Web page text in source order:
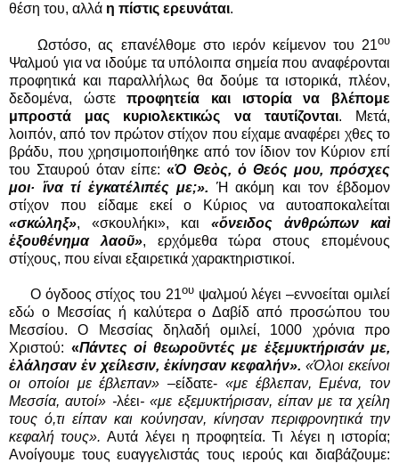
θέση του, αλλά η πίστις ερευνάται.
Ωστόσο, ας επανέλθομε στο ιερόν κείμενον του 21ου
Ψαλμού για να ιδούμε τα υπόλοιπα σημεία που αναφέρονται
προφητικά και παραλλήλως θα δούμε τα ιστορικά, πλέον,
δεδομένα, ώστεπροφητεία και ιστορία να βλέπομε
μπροστά μας κυριολεκτικώς να ταυτίζονται. Μετά,
λοιπόν, από τον πρώτον στίχον που είχαμε αναφέρει χθες το
βράδυ, που χρησιμοποιήθηκε από τον ίδιον τον Κύριον επί
του Σταυρού όταν είπε:«Ὁ Θεὸς, ὁ Θεός μου, πρόσχες
μοι· ἵνα τί ἐγκατέλιπές με;». Ή ακόμη και τον έβδομον
στίχον που είδαμε εκεί ο Κύριος να αυτοαποκαλείται
«σκώληξ», «σκουλήκι», και «ὄνειδος ἀνθρώπων καὶ
ἐξουθένημα λαοῦ», ερχόμεθα τώρα στους επομένους
στίχους, που είναι εξαιρετικά χαρακτηριστικοί.
Ο όγδοος στίχος του 21ουψαλμού λέγει –εννοείται ομιλεί
εδώ ο Μεσσίας ή καλύτερα ο Δαβίδ από προσώπου του
Μεσσίου. Ο Μεσσίας δηλαδή ομιλεί, 1000 χρόνια προ
Χριστού: «Πάντες οἱ θεωροῦντές με ἐξεμυκτήρισάν με,
ἐλάλησαν ἐν χείλεσιν, ἐκίνησαν κεφαλήν». «Όλοι εκείνοι
οι οποίοι με έβλεπαν» –είδατε- «με έβλεπαν, Εμένα, τον
Μεσσία, αυτοί» -λέει- «με εξεμυκτήρισαν, είπαν με τα χείλη
τους ό,τι είπαν και κούνησαν, κίνησαν περιφρονητικά την
κεφαλή τους».Αυτά λέγει η προφητεία. Τι λέγει η ιστορία;
Ανοίγουμε τους ευαγγελιστάς τους ιερούς και διαβάζουμε: